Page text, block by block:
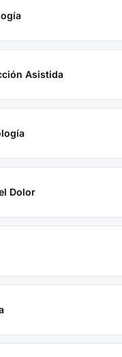
Asistida
Dolor